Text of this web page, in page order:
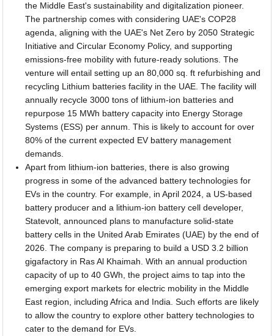
the Middle East's sustainability and digitalization pioneer.
The partnership comes with considering UAE's COP28
agenda, aligning with the UAE's Net Zero by 2050 Strategic
Initiative and Circular Economy Policy, and supporting
emissions-free mobility with future-ready solutions. The
venture will entail setting up an 80,000 sq. ft refurbishing and
recycling Lithium batteries facility in the UAE. The facility will
annually recycle 3000 tons of lithium-ion batteries and
repurpose 15 MWh battery capacity into Energy Storage
Systems (ESS) per annum. This is likely to account for over
80% of the current expected EV battery management
demands.
Apart from lithium-ion batteries, there is also growing
progress in some of the advanced battery technologies for
EVs in the country. For example, in April 2024, a US-based
battery producer and a lithium-ion battery cell developer,
Statevolt, announced plans to manufacture solid-state
battery cells in the United Arab Emirates (UAE) by the end of
2026. The company is preparing to build a USD 3.2 billion
gigafactory in Ras Al Khaimah. With an annual production
capacity of up to 40 GWh, the project aims to tap into the
emerging export markets for electric mobility in the Middle
East region, including Africa and India. Such efforts are likely
to allow the country to explore other battery technologies to
cater to the demand for EVs.